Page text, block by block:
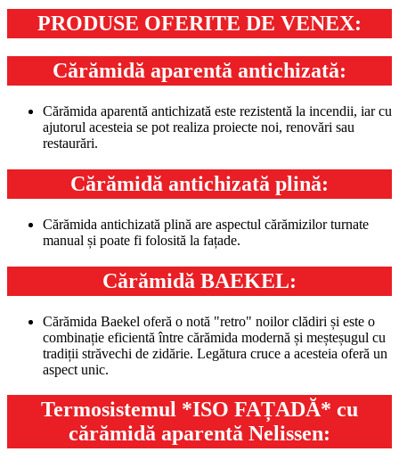
PRODUSE OFERITE DE VENEX:
Cărămidă aparentă antichizată:
Cărămida aparentă antichizată este rezistentă la incendii, iar cu
ajutorul acesteia se pot realiza proiecte noi, renovări sau
restaurări.
Cărămidă antichizată plină:
Cărămida antichizată plină are aspectul cărămizilor turnate
manual și poate fi folosită la fațade.
Cărămidă BAEKEL:
Cărămida Baekel oferă o notă "retro" noilor clădiri și este o
combinație eficientă între cărămida modernă și meșteșugul cu
tradiții străvechi de zidărie. Legătura cruce a acesteia oferă un
aspect unic.
Termosistemul *ISO FAȚADĂ* cu
cărămidă aparentă Nelissen: